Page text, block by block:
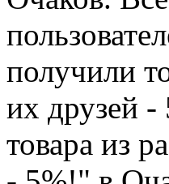
получили
их друзей -
товара из